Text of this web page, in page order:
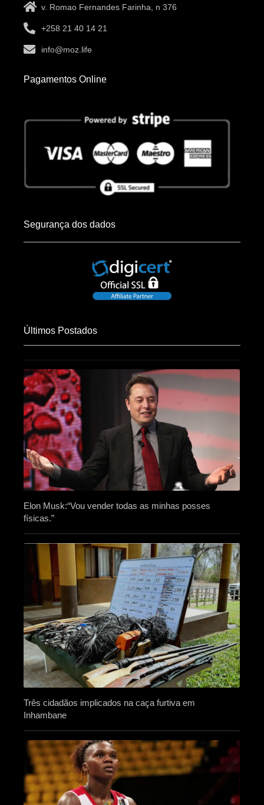
v. Romao Fernandes Farinha, n 376
+258 21 40 14 21
info@moz.life
Pagamentos Online
Segurança dos dados
Últimos Postados
Elon Musk:“Vou vender todas as minhas posses
físicas.”
Três cidadãos implicados na caça furtiva em
Inhambane